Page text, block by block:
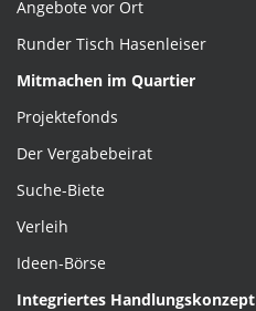
Angebote vor Ort
Runder Tisch Hasenleiser
Mitmachen im Quartier
Projektefonds
Der Vergabebeirat
Suche-Biete
Verleih
Ideen-Börse
Integriertes Handlungskonzept